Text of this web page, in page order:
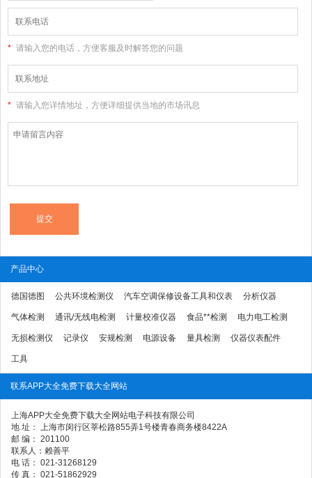
* 请输入您的电话，方便客服及时解答您的问题
* 请输入您详情地址，方便详细提供当地的市场讯息
产品中心
德国德图 公共环境检测仪 汽车空调保修设备工具和仪表 分析仪器
气体检测 通讯/无线电检测 计量校准仪器 食品**检测 电力电工检测
无损检测仪 记录仪 安规检测 电源设备 量具检测 仪器仪表配件
工具
联系APP大全免费下载大全网站
上海APP大全免费下载大全网站电子科技有限公司
地 址： 上海市闵行区莘松路855弄1号楼青春商务楼8422A
邮 编： 201100
联系人：赖善平
电 话： 021-31268129
传 真： 021-51862929